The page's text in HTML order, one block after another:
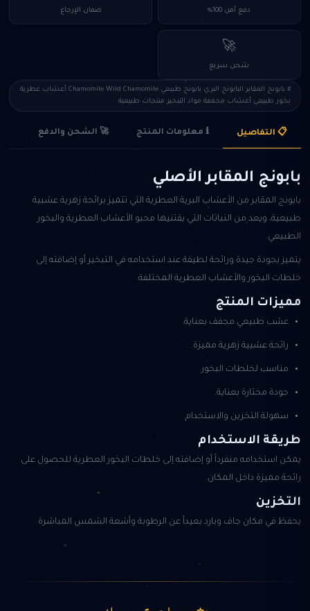
دفع آمن 100% ضمان الإرجاع
🚀
شحن سريع
# بابونج المقابر البابونج البري بابونج طبيعي Chamomile Wild Chamomile أعشاب عطرية
بخور طبيعي أعشاب مجففة مواد التبخير منتجات طبيعية
📋 التفاصيل ℹ️ معلومات المنتج 🚀 الشحن والدفع
بابونج المقابر الأصلي
بابونج المقابر من الأعشاب البرية العطرية التي تتميز برائحة زهرية عشبية
طبيعية، ويعد من النباتات التي يقتنيها محبو الأعشاب العطرية والبخور
الطبيعي.
يتميز بجودة جيدة ورائحة لطيفة عند استخدامه في التبخير أو إضافته إلى
خلطات البخور والأعشاب العطرية المختلفة.
مميزات المنتج
عشب طبيعي مجفف بعناية.
رائحة عشبية زهرية مميزة.
مناسب لخلطات البخور.
جودة مختارة بعناية.
سهولة التخزين والاستخدام.
طريقة الاستخدام
يمكن استخدامه منفرداً أو إضافته إلى خلطات البخور العطرية للحصول على
رائحة مميزة داخل المكان.
التخزين
يحفظ في مكان جاف وبارد بعيداً عن الرطوبة وأشعة الشمس المباشرة.